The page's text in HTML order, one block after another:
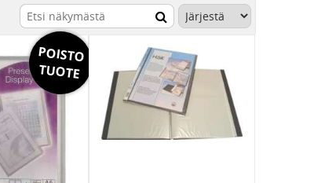
POISTO
TUOTE